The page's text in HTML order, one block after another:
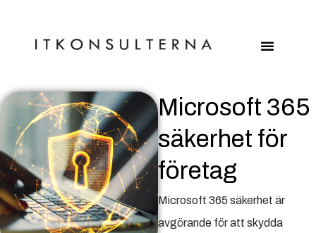
Microsoft 365
säkerhet för
företag
Microsoft 365 säkerhet är
avgörande för att skydda